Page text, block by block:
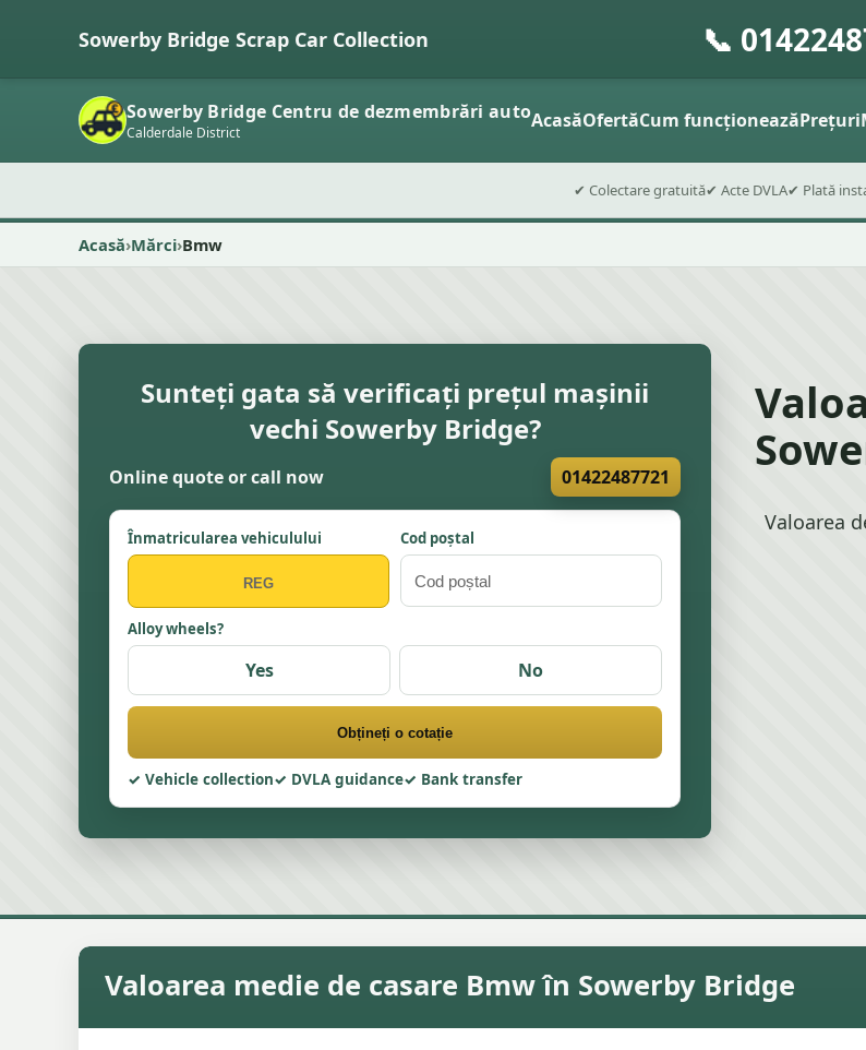
Sowerby Bridge Scrap Car Collection 📞
Sowerby Bridge Centru de dezmembrări auto
Calderdale District AcasăOfertăCum funcționeazăPrețuri
✔ Colectare gratuită✔ Acte DVLA✔ Plată
Acasă Mărci Bmw
Sunteți gata să verificați prețul mașinii
vechi Sowerby Bridge?
Online quote or call now 01422487721
Înmatricularea vehiculului Cod poștal
Alloy wheels?
Yes No
Obțineți o cotație
Vehicle collection DVLA guidance Bank transfer
Valoarea
Valoarea medie de casare Bmw în Sowerby Bridge